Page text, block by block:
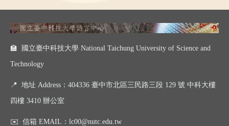
🏫 國立臺中科技大學 National Taichung University of Science and
Technology
📍 地址 Address：404336 臺中市北區三民路三段 129 號 中科大樓
四樓 3410 辦公室
✉️ 信箱 EMAIL： lc00@nutc.edu.tw